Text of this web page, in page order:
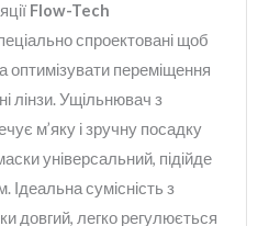
Flow-Tech
спроектовані щоб
оптимізувати переміщення
лінзи. Ущільнювач з
м’яку і зручну посадку
універсальний, підійде
Ідеальна сумісність з
довгий, легко регулюється